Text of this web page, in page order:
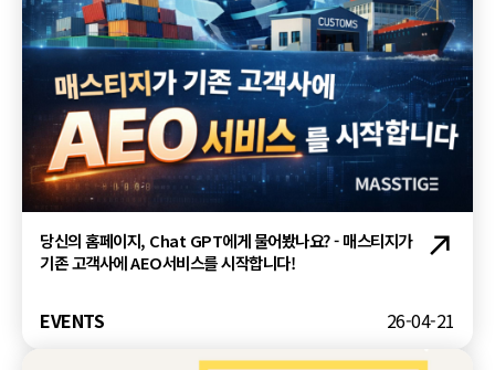
당신의 홈페이지, Chat GPT에게 물어봤나요? - 매스티지가
기존 고객사에 AEO서비스를 시작합니다!
EVENTS 26-04-21